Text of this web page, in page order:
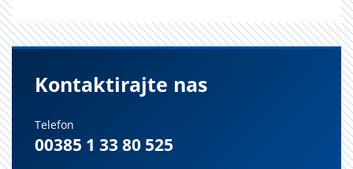
Kontaktirajte nas
Telefon
00385 1 33 80 525